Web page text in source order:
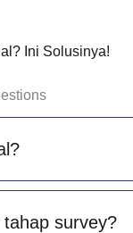
Ini Solusinya!
survey?